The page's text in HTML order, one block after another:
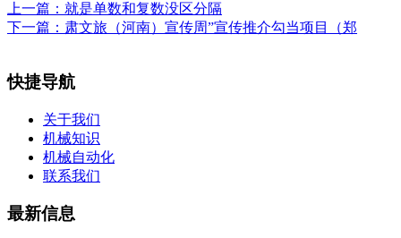
上一篇： 就是单数和复数没区分隔
下一篇： 肃文旅（河南）宣传周”宣传推介勾当项目（郑
快捷导航
关于我们
机械知识
机械自动化
联系我们
最新信息